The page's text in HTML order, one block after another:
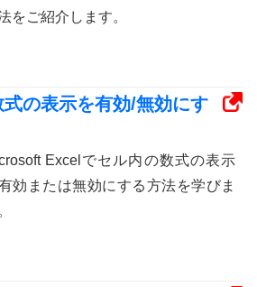
をご紹介します。
の表示を有効/無効にす
Excelでセル内の数式の表示
効または無効にする方法を学びま